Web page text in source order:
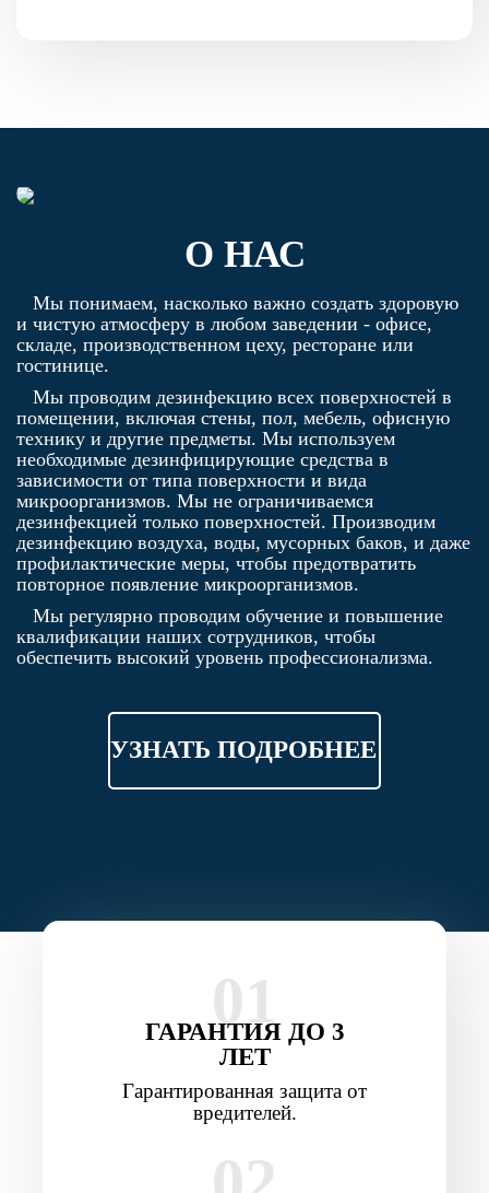
О НАС
Мы понимаем, насколько важно создать здоровую
и чистую атмосферу в любом заведении - офисе,
складе, производственном цеху, ресторане или
гостинице.
Мы проводим дезинфекцию всех поверхностей в
помещении, включая стены, пол, мебель, офисную
технику и другие предметы. Мы используем
необходимые дезинфицирующие средства в
зависимости от типа поверхности и вида
микроорганизмов. Мы не ограничиваемся
дезинфекцией только поверхностей. Производим
дезинфекцию воздуха, воды, мусорных баков, и даже
профилактические меры, чтобы предотвратить
повторное появление микроорганизмов.
Мы регулярно проводим обучение и повышение
квалификации наших сотрудников, чтобы
обеспечить высокий уровень профессионализма.
УЗНАТЬ ПОДРОБНЕЕ
01
ГАРАНТИЯ ДО 3
ЛЕТ
Гарантированная защита от
вредителей.